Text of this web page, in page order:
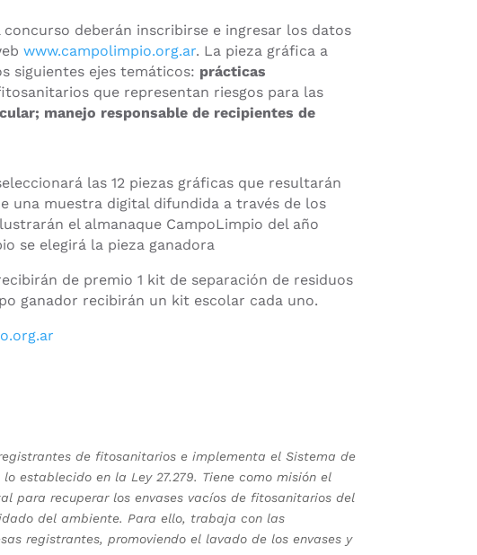
deberán inscribirse e ingresar los datos
www.campolimpio.org.ar. La pieza gráfica a
siguientes ejes temáticos: prácticas
que representan riesgos para las
manejo responsable de recipientes de
las 12 piezas gráficas que resultarán
una muestra digital difundida a través de los
el almanaque CampoLimpio del año
se elegirá la pieza ganadora
de premio 1 kit de separación de residuos
ganador recibirán un kit escolar cada uno.
de fitosanitarios e implementa el Sistema de
establecido en la Ley 27.279. Tiene como misión el
para recuperar los envases vacíos de fitosanitarios del
del ambiente. Para ello, trabaja con las
registrantes, promoviendo el lavado de los envases y